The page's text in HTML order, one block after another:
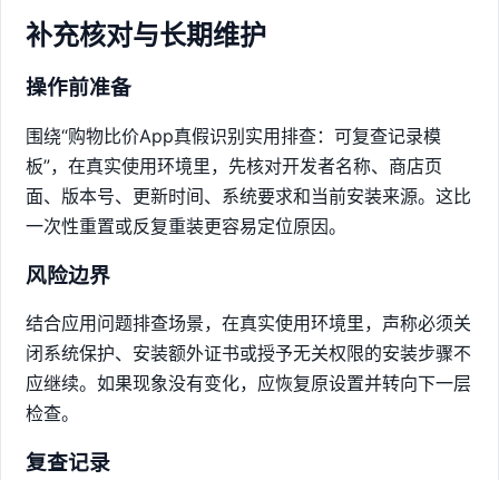
补充核对与长期维护
操作前准备
围绕“购物比价App真假识别实用排查：可复查记录模
板”，在真实使用环境里，先核对开发者名称、商店页
面、版本号、更新时间、系统要求和当前安装来源。这比
一次性重置或反复重装更容易定位原因。
风险边界
结合应用问题排查场景，在真实使用环境里，声称必须关
闭系统保护、安装额外证书或授予无关权限的安装步骤不
应继续。如果现象没有变化，应恢复原设置并转向下一层
检查。
复查记录